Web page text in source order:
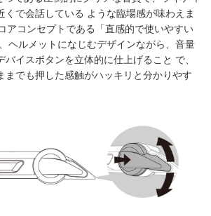
くで会話している ような臨場感が味わえま
アコンセプトである「直感的で使いやすい
ヘルメットになじむデザインながら、音量
バイスボタンを立体的に仕上げること で、
までも押した感触がハッキリと分かりやす